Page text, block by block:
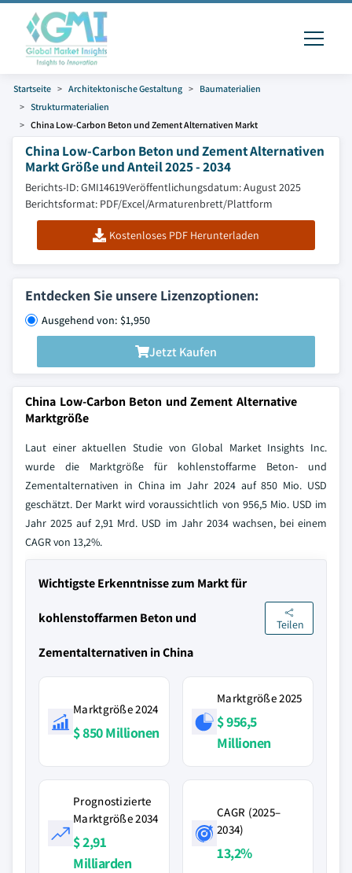
Startseite Architektonische Gestaltung
Baumaterialien
Strukturmaterialien
China Low-Carbon Beton und Zement Alternativen Markt
China Low-Carbon Beton und Zement Alternativen
Markt Größe und Anteil 2025 - 2034
Berichts-ID: GMI14619Veröffentlichungsdatum: August 2025
Berichtsformat: PDF/Excel/Armaturenbrett/Plattform
Kostenloses PDF Herunterladen
Entdecken Sie unsere Lizenzoptionen:
Ausgehend von: $1,950
Jetzt Kaufen
China Low-Carbon Beton und Zement Alternative
Marktgröße
Laut einer aktuellen Studie von Global Market Insights Inc.
wurde die Marktgröße für kohlenstoffarme Beton- und
Zementalternativen in China im Jahr 2024 auf 850 Mio. USD
geschätzt. Der Markt wird voraussichtlich von 956,5 Mio. USD im
Jahr 2025 auf 2,91 Mrd. USD im Jahr 2034 wachsen, bei einem
CAGR von 13,2%.
Wichtigste Erkenntnisse zum Markt für
kohlenstoffarmen Beton und
Zementalternativen in China
Teilen
Marktgröße 2024
$ 850 Millionen
Marktgröße 2025
$ 956,5
Millionen
Prognostizierte
Marktgröße 2034
$ 2,91
Milliarden
CAGR (2025–
2034)
13,2%